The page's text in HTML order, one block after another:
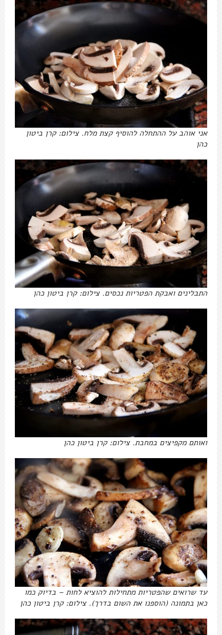
אני אוהב על ההתחלה להוסיף קצת מלח. צילום: קרן ביטון
כהן
התבלינים ואבקת הפטריות נכסים. צילום: קרן ביטון כהן
ואותם מקפיצים במחבת. צילום: קרן ביטון כהן
עד שרואים שהפטריות מתחילות להוציא לחות – בדיוק כמו
כאן בתמונה (הוספנו את השום בדרך). צילום: קרן ביטון כהן